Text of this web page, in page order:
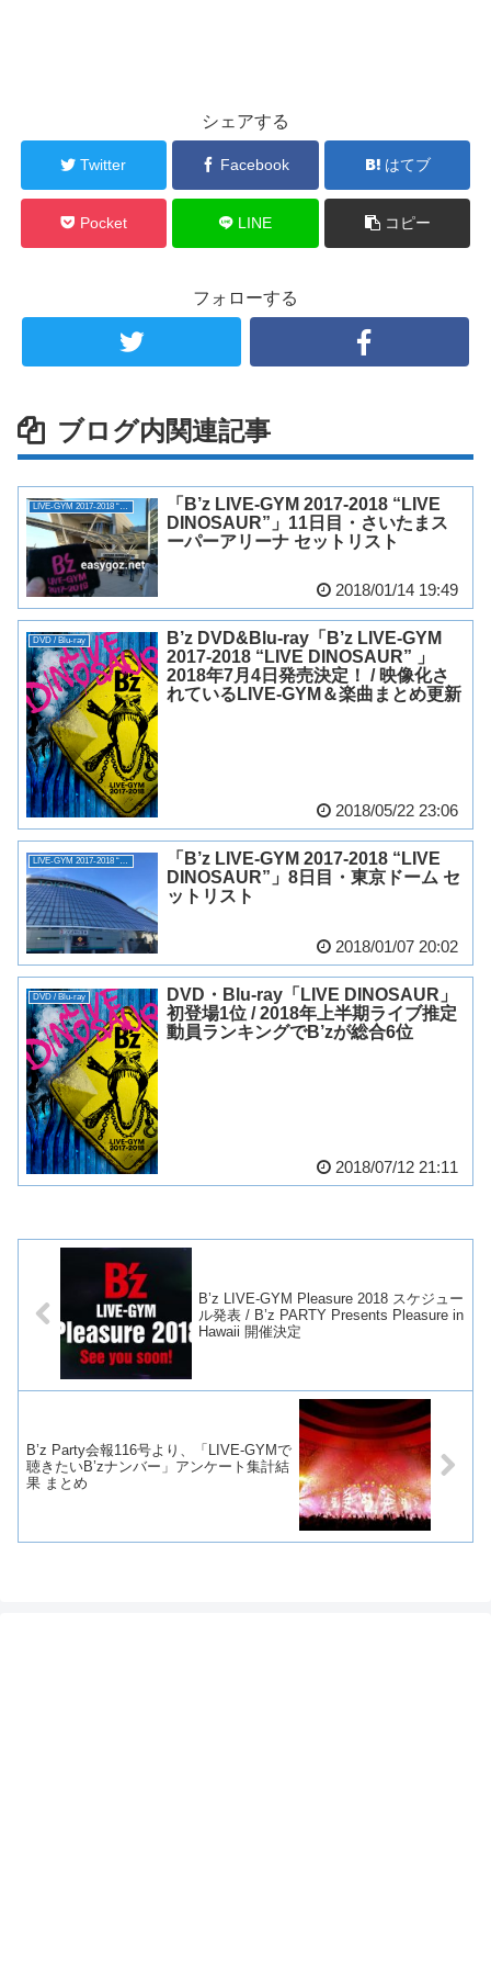
シェアする
Twitter Facebook はてブ
Pocket LINE コピー
フォローする
ブログ内関連記事
LIVE-GYM 2017-2018 “LIVE DINOSAUR”
「B’z LIVE-GYM 2017-2018 “LIVE
DINOSAUR”」11日目・さいたまス
ーパーアリーナ セットリスト
2018/01/14 19:49
DVD / Blu-ray
B’z DVD&Blu-ray「B’z LIVE-GYM
2017-2018 “LIVE DINOSAUR” 」
2018年7月4日発売決定！ / 映像化さ
れているLIVE-GYM＆楽曲まとめ更新
2018/05/22 23:06
LIVE-GYM 2017-2018 “LIVE DINOSAUR”
「B’z LIVE-GYM 2017-2018 “LIVE
DINOSAUR”」8日目・東京ドーム セ
ットリスト
2018/01/07 20:02
DVD / Blu-ray
DVD・Blu-ray「LIVE DINOSAUR」
初登場1位 / 2018年上半期ライブ推定
動員ランキングでB’zが総合6位
2018/07/12 21:11
B’z LIVE-GYM Pleasure 2018 スケジュー
ル発表 / B’z PARTY Presents Pleasure in
Hawaii 開催決定
B’z Party会報116号より、「LIVE-GYMで
聴きたいB’zナンバー」アンケート集計結
果 まとめ